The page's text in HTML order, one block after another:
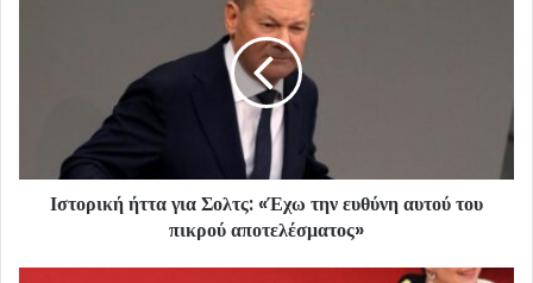
Ιστορική ήττα για Σολτς: «Έχω την ευθύνη αυτού του
πικρού αποτελέσματος»